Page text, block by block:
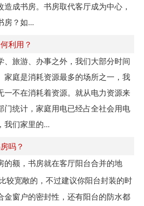
成书房。书房取代客厅成为中心，
房？如...
利用？
、旅游、办事之外，我们大部分时间
家庭是消耗资源最多的场所之一，我
一不在消耗着资源。就从电力资源来
门统计，家庭用电已经占全社会用电
我们家里的...
吗？
的额，书房就在客厅阳台合并的地
较宽敞的，不过建议你阳台封装的时
金窗户的密封性，还有阳台的防水都